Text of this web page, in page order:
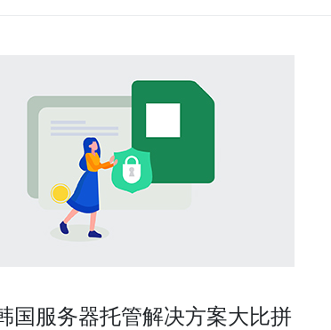
国服务器托管解决方案大比拼